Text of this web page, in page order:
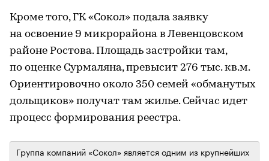
Кроме того, ГК «Сокол» подала заявку
на освоение 9 микрорайона в Левенцовском
районе Ростова. Площадь застройки там,
по оценке Сурмаляна, превысит 276 тыс. кв.м.
Ориентировочно около 350 семей «обманутых
дольщиков» получат там жилье. Сейчас идет
процесс формирования реестра.
Группа компаний «Сокол» является одним из крупнейших